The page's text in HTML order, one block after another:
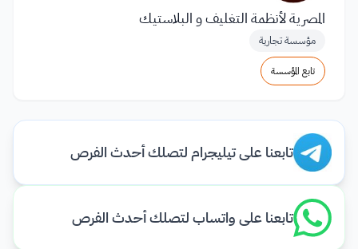
المصرية لأنظمة التغليف و البلاستيك
مؤسسة تجارية
تابع المؤسسة
تابعنا على تيليجرام لتصلك أحدث الفرص
تابعنا على واتساب لتصلك أحدث الفرص